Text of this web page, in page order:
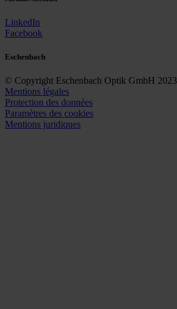
LinkedIn
Facebook
Eschenbach
© Copyright Eschenbach Optik GmbH 2023
Mentions légales
Protection des données
Paramètres des cookies
Mentions juridiques